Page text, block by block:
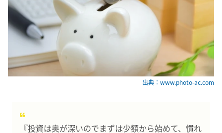
出典：www.photo-ac.com
『投資は奥が深いのでまずは少額から始めて、慣れ